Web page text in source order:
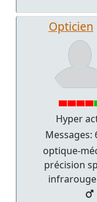
Opticien
Hyper
Messages:
optique-
précision